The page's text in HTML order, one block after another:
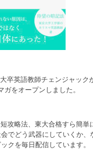
卒英語教師チェンジャック
ガをオープンしました。
攻略法、東大合格すら簡単
でどう武器にしていくか、
クを毎日配信しています。